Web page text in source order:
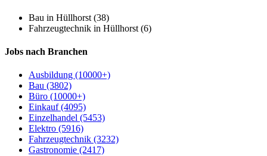
Bau in Hüllhorst (38)
Fahrzeugtechnik in Hüllhorst (6)
Jobs nach Branchen
Ausbildung (10000+)
Bau (3802)
Büro (10000+)
Einkauf (4095)
Einzelhandel (5453)
Elektro (5916)
Fahrzeugtechnik (3232)
Gastronomie (2417)